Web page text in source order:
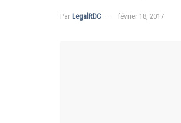
Par LegalRDC février 18, 2017